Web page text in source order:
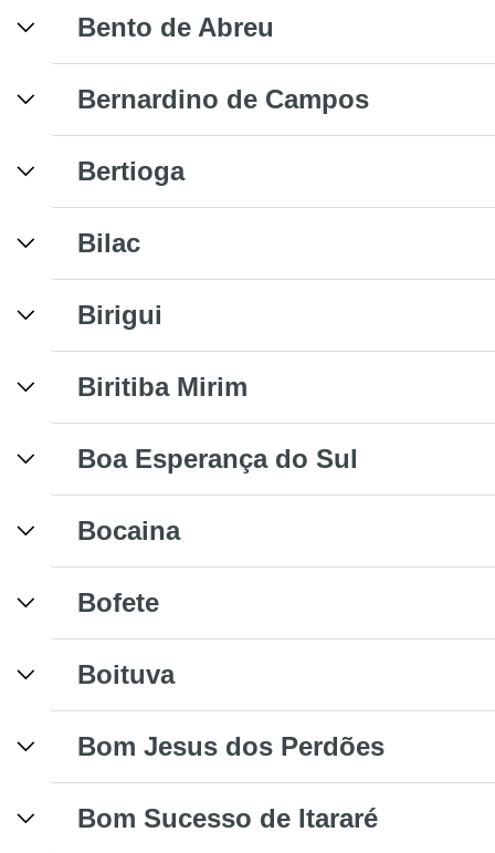
Bento de Abreu
Bernardino de Campos
Bertioga
Bilac
Birigui
Biritiba Mirim
Boa Esperança do Sul
Bocaina
Bofete
Boituva
Bom Jesus dos Perdões
Bom Sucesso de Itararé